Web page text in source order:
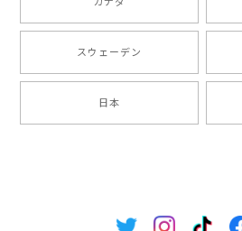
スウェーデン
日本